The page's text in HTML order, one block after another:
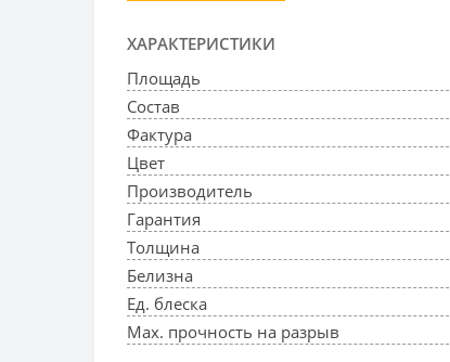
ХАРАКТЕРИСТИКИ
Площадь
Состав
Фактура
Цвет
Производитель
Гарантия
Толщина
Белизна
Ед. блеска
Max. прочность на разрыв